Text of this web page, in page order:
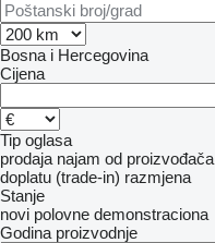
Bosna i Hercegovina
Cijena
Tip oglasa
prodaja najam od proizvođača
doplatu (trade-in) razmjena
Stanje
novi polovne demonstraciona
Godina proizvodnje